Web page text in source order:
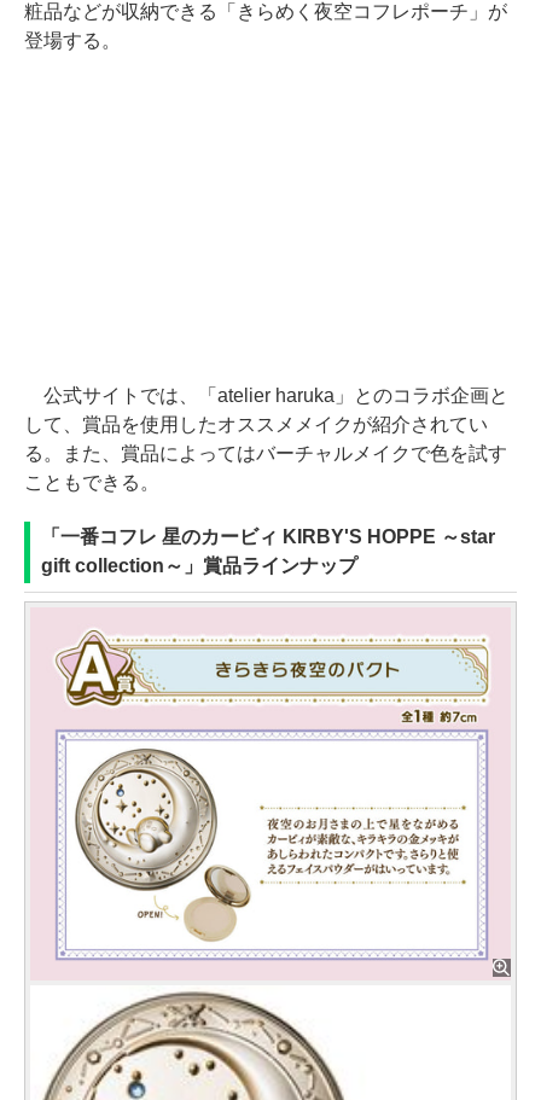
粧品などが収納できる「きらめく夜空コフレポーチ」が
登場する。
公式サイトでは、「atelier haruka」とのコラボ企画と
して、賞品を使用したオススメメイクが紹介されてい
る。また、賞品によってはバーチャルメイクで色を試す
こともできる。
「一番コフレ 星のカービィ KIRBY'S HOPPE ～star
gift collection～」賞品ラインナップ